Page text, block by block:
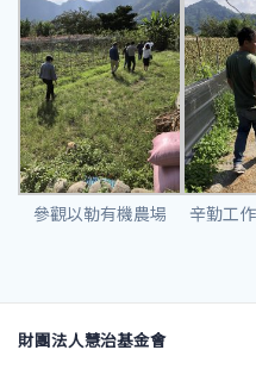
參觀以勒有機農場 辛勤工
財團法人慧治基金會